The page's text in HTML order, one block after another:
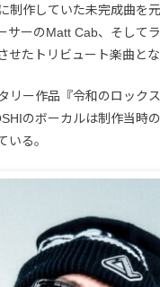
制作していた未完成曲を
サーのMatt Cab、そして
せたトリビュート楽曲とな
リー作品『令和のロック
のボーカルは制作当時
いる。